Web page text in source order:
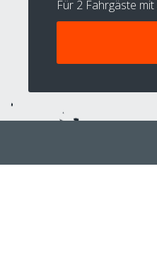
Für 2 Fahrgäste mit